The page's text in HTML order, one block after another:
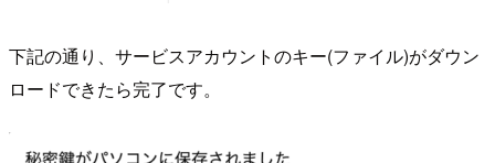
下記の通り、サービスアカウントのキー(ファイル)がダウン
ロードできたら完了です。